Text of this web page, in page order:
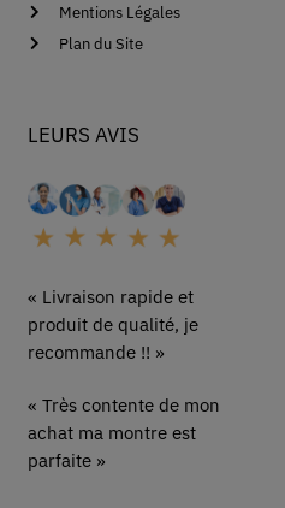
Mentions Légales
Plan du Site
LEURS AVIS
« Livraison rapide et
produit de qualité, je
recommande !! »
« Très contente de mon
achat ma montre est
parfaite »